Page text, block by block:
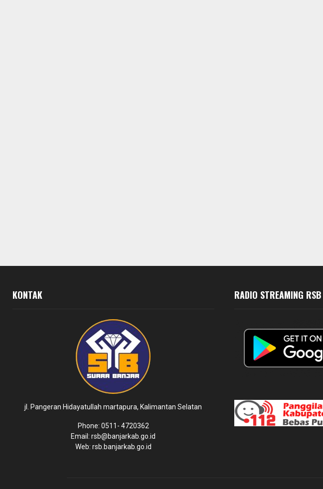
KONTAK
jl. Pangeran Hidayatullah martapura, Kalimantan Selatan
Phone: 0511- 4720362
Email: rsb@banjarkab.go.id
Web: rsb.banjarkab.go.id
RADIO STREAMING RSB